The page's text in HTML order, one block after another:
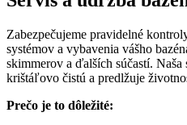
Zabezpečujeme pravidelné
systémov a vybavenia vášho
skimmerov a ďalších súčastí.
krištáľovo čistú a predlžuje
Prečo je to dôležité: